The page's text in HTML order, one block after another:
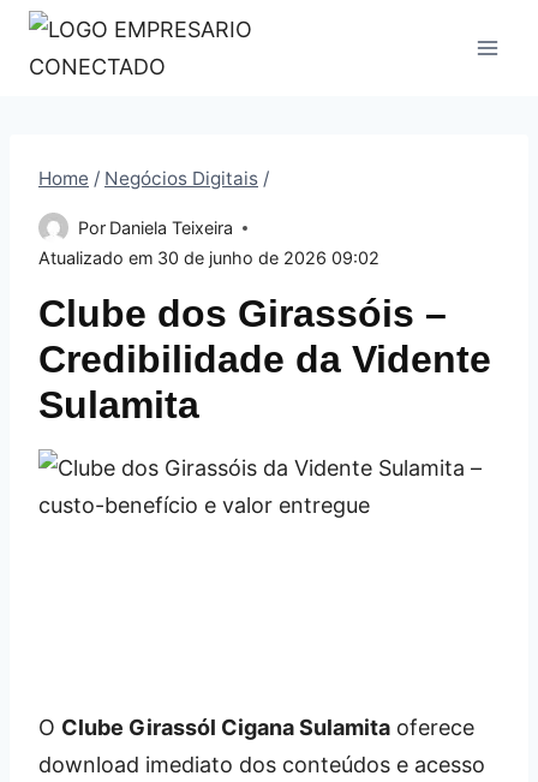
Pular
para
Home / Negócios Digitais /
Por Daniela Teixeira
Atualizado em 30 de junho de 2026 09:02
Clube dos Girassóis –
Credibilidade da Vidente
Sulamita
O Clube Girassól Cigana Sulamita oferece
download imediato dos conteúdos e acesso